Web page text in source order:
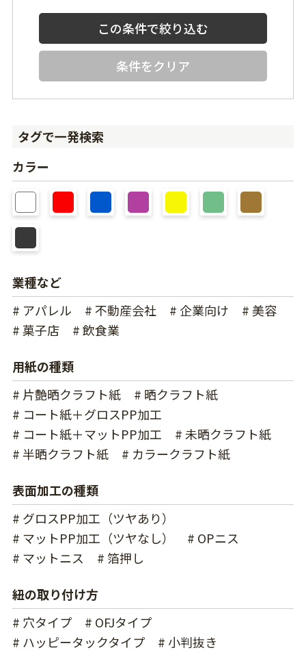
条件をクリア
タグで一発検索
カラー
業種など
# アパレル
# 不動産会社 # 企業向け
# 美容
# 菓子店
# 飲食業
用紙の種類
# 片艶晒クラフト紙
# 晒クラフト紙
# コート紙＋グロスPP加工
# コート紙＋マットPP加工
# 未晒クラフト紙
# 半晒クラフト紙
# カラークラフト紙
表面加工の種類
# グロスPP加工（ツヤあり）
# マットPP加工（ツヤなし）
# OPニス
# マットニス
# 箔押し
紐の取り付け方
# 穴タイプ
# OFJタイプ
# ハッピータックタイプ
# 小判抜き